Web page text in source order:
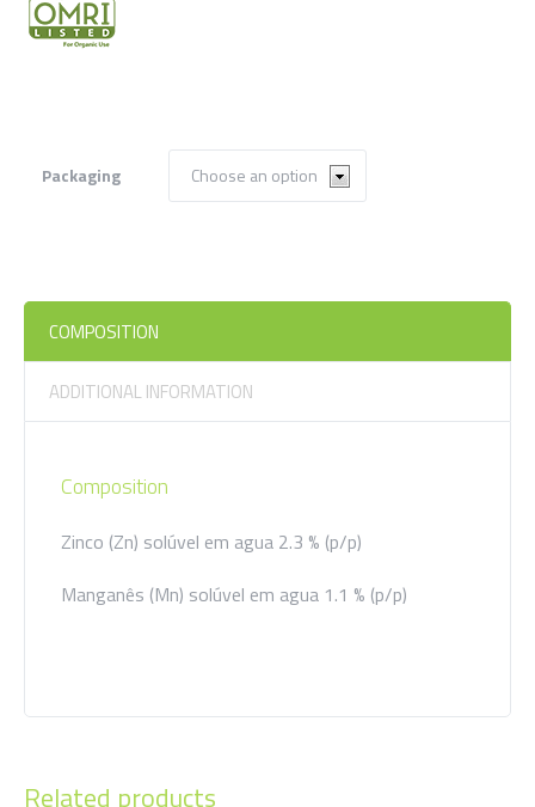
Packaging
COMPOSITION
ADDITIONAL INFORMATION
Composition
Zinco (Zn) solúvel em agua 2.3 % (p/p)
Manganês (Mn) solúvel em agua 1.1 % (p/p)
Additional information
Related products